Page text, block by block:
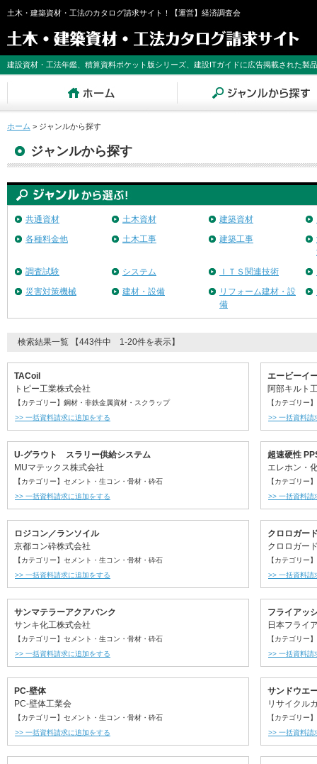
土木・建築資材・工法のカタログ請求サイト！【運営】経済調査会
建設資材・工法年鑑、積算資料ポケット版シリーズ、建設ITガイドに広告掲載された製
ホーム > ジャンルから探す
ジャンルから探す
共通資材 土木資材 建築資材
各種料金他
土木工事 建築工事
調査試験
システム ＩＴＳ関連技術
災害対策機械
建材・設備
リフォーム建材・設
備
検索結果一覧 【443件中 1-20件を表示】
TACoil
トピー工業株式会社
【カテゴリー】鋼材・非鉄金属資材・スクラップ
>> 一括資料請求に追加をする
エービーイ
阿部キルト
【カテゴリー
>> 一括資料請
U-グラウト スラリー供給システム
MUマテックス株式会社
【カテゴリー】セメント・生コン・骨材・砕石
>> 一括資料請求に追加をする
超速硬性
エレホン・
【カテゴリー
>> 一括資料請
ロジコン／ランソイル
京都コン砕株式会社
【カテゴリー】セメント・生コン・骨材・砕石
>> 一括資料請求に追加をする
クロロガー
クロロガー
【カテゴリー
>> 一括資料請
サンマテラーアクアバンク
サンキ化工株式会社
【カテゴリー】セメント・生コン・骨材・砕石
>> 一括資料請求に追加をする
フライアッ
日本フライ
【カテゴリー
>> 一括資料請
PC-壁体
PC-壁体工業会
【カテゴリー】セメント・生コン・骨材・砕石
>> 一括資料請求に追加をする
サンドウエ
リサイクル
【カテゴリー
>> 一括資料請